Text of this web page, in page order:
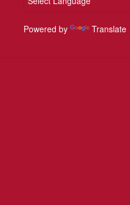
Powered by Translate